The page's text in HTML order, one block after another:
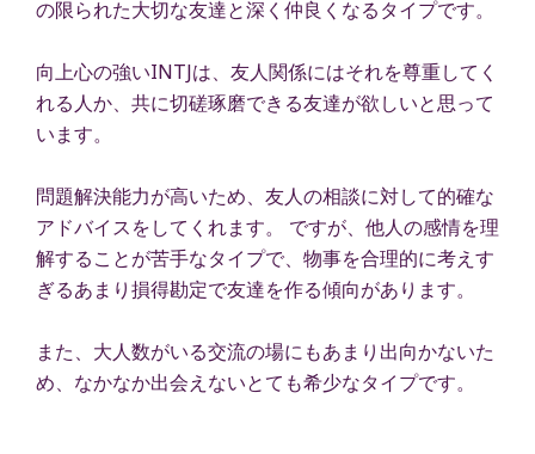
の限られた大切な友達と深く仲良くなるタイプです。
向上心の強いINTJは、友人関係にはそれを尊重してく
れる人か、共に切磋琢磨できる友達が欲しいと思って
います。
問題解決能力が高いため、友人の相談に対して的確な
アドバイスをしてくれます。 ですが、他人の感情を理
解することが苦手なタイプで、物事を合理的に考えす
ぎるあまり損得勘定で友達を作る傾向があります。
また、大人数がいる交流の場にもあまり出向かないた
め、なかなか出会えないとても希少なタイプです。